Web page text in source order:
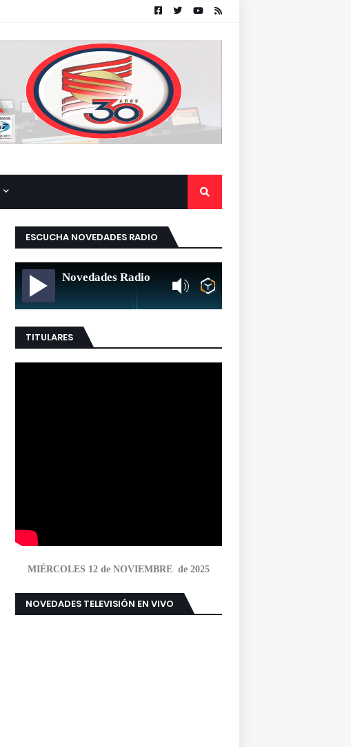
ESCUCHA NOVEDADES RADIO
Novedades Radio
TITULARES
MIÉRCOLES 12 de NOVIEMBRE de 2025
NOVEDADES TELEVISIÓN EN VIVO